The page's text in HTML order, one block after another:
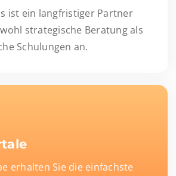
ist ein langfristiger Partner
strategische Beratung als
Schulungen an.
erhalten Sie die einfachste